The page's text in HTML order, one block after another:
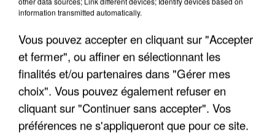
information transmitted automatically.
Vous pouvez accepter en cliquant sur "Accepter
et fermer", ou affiner en sélectionnant les
finalités et/ou partenaires dans "Gérer mes
choix". Vous pouvez également refuser en
cliquant sur "Continuer sans accepter". Vos
préférences ne s'appliqueront que pour ce site.